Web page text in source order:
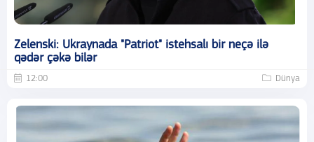
Zelenski: Ukraynada "Patriot" istehsalı bir neçə ilə
qədər çəkə bilər
12:00 Dünya